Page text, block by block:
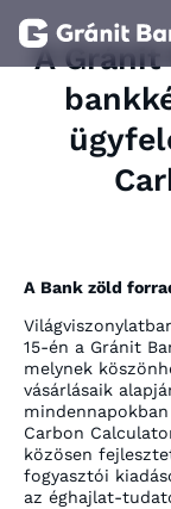
Kapcsolat
A Gránit
A Bank zöld
15-én a Gránit
melynek
vásárlásaik
Carbon
közösen
fogyasztói
az éghajlat-